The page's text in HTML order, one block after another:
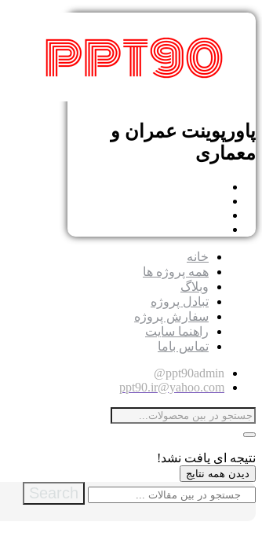
پاورپوینت عمران و
معماری
خانه
همه پروژه ها
وبلاگ
تبادل پروژه
سفارش پروژه
راهنما سایت
تماس باما
ppt90admin@
ppt90.ir@yahoo.com
نتیجه ای یافت نشد!
دیدن همه نتایج
Search